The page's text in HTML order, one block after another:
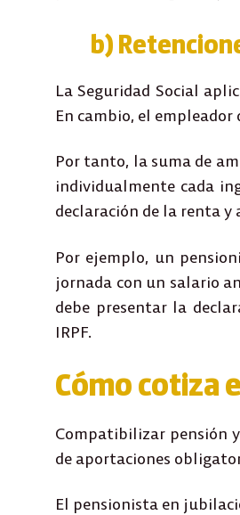
b)
La Seguridad Social
En cambio, el
Por tanto, la suma de
individualmente cada
declaración de la renta
Por ejemplo, un
jornada con un salario
debe presentar la
IRPF.
Cómo cotiza
Compatibilizar pensión
de aportaciones
El pensionista en